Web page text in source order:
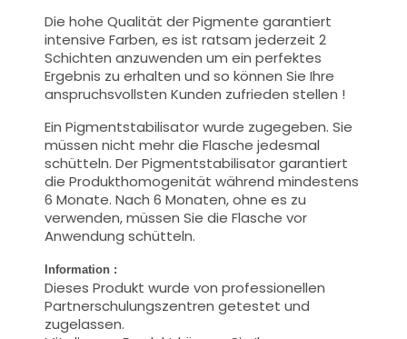
Die hohe Qualität der Pigmente garantiert
intensive Farben, es ist ratsam jederzeit 2
Schichten anzuwenden um ein perfektes
Ergebnis zu erhalten und so können Sie Ihre
anspruchsvollsten Kunden zufrieden stellen !
Ein Pigmentstabilisator wurde zugegeben. Sie
müssen nicht mehr die Flasche jedesmal
schütteln. Der Pigmentstabilisator garantiert
die Produkthomogenität während mindestens
6 Monate. Nach 6 Monaten, ohne es zu
verwenden, müssen Sie die Flasche vor
Anwendung schütteln.
Information :
Dieses Produkt wurde von professionellen
Partnerschulungszentren getestet und
zugelassen.